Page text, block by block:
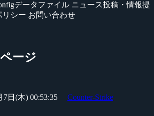
データファイル ニュース投稿・情報提
リシー お問い合わせ
ージ
7日(木) 00:53:35 Counter-Strike